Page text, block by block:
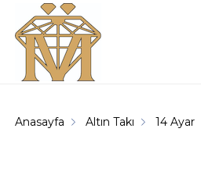
Anasayfa Altın Takı 14 Ayar